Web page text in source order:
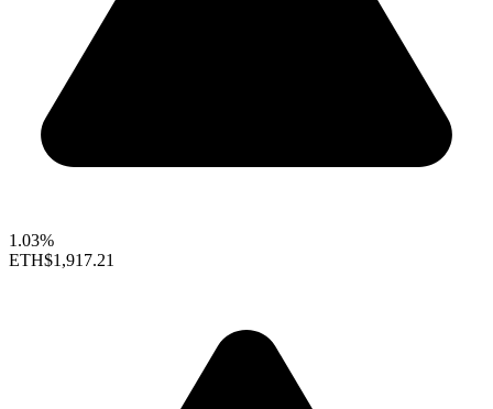
1.03%
ETH$1,917.21